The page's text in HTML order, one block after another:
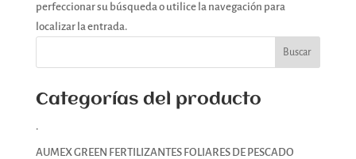
perfeccionar su búsqueda o utilice la navegación para
localizar la entrada.
Categorías del producto
.
AUMEX GREEN FERTILIZANTES FOLIARES DE PESCADO